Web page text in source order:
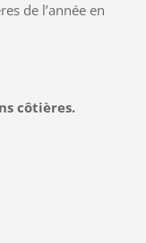
de l’année en
côtières.